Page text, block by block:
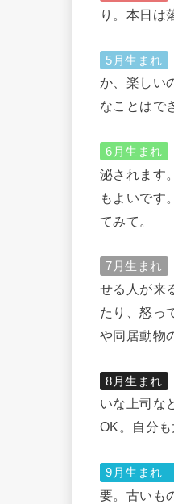
り。本日は
5月生まれ
か、楽しい
なことはで
6月生まれ
泌されます
もよいです
てみて。
7月生まれ
せる人が来
たり、怒っ
や同居動物
8月生まれ
いな上司な
OK。自分も
9月生ま
要。古いも